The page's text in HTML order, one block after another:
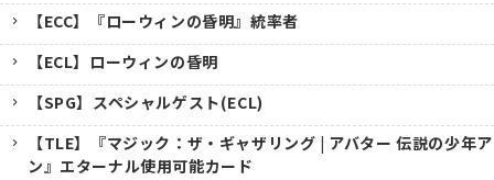
【ECC】『ローウィンの昏明』統率者
【ECL】ローウィンの昏明
【SPG】スペシャルゲスト(ECL)
【TLE】『マジック：ザ・ギャザリング | アバター 伝説の少年ア
ン』エターナル使用可能カード